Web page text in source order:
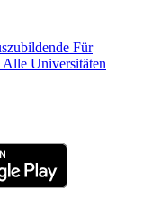
Für
Alle Universitäten